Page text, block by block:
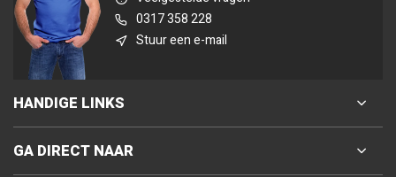
0317 358 228
Stuur een e-mail
HANDIGE LINKS
GA DIRECT NAAR